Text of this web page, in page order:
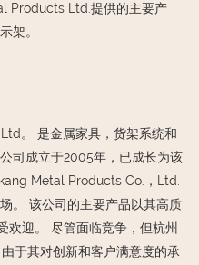
Products Ltd.提供的主要产
架。
。 是金属家具，货架系统和
司成立于2005年，已成长为该
Metal Products Co.，Ltd.
。 该公司的主要产品以其高质
欢迎。 尽管面临竞争，但杭州
于其对创新和客户满意度的承